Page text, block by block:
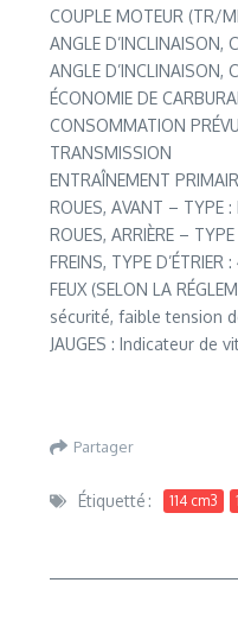
COUPLE MOTEUR (TR/
ANGLE D’INCLINAISON,
ANGLE D’INCLINAISON,
ÉCONOMIE DE
CONSOMMATION
TRANSMISSION
ENTRAÎNEMENT
ROUES, AVANT –
ROUES, ARRIÈRE –
FREINS, TYPE
FEUX (SELON LA
sécurité, faible tension
JAUGES : Indicateur
Partager
Étiquetté : 114 cm3